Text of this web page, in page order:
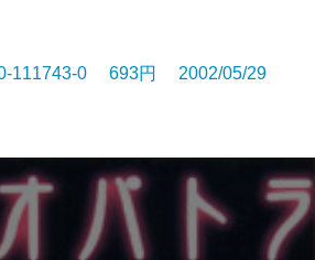
111743-0 693円 2002/05/29